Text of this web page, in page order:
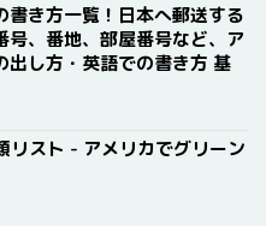
書き方一覧！日本へ郵送する
号、番地、部屋番号など、ア
出し方・英語での書き方 基
スト - アメリカでグリーン